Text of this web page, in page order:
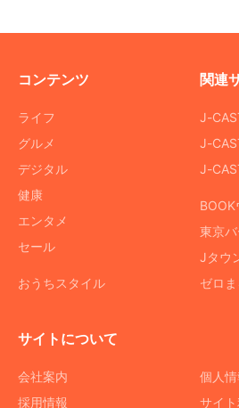
コンテンツ
ライフ
グルメ
デジタル
健康
エンタメ
セール
おうちスタイル
関連
J-
J-
J-
BOOK
東京
Jタウ
ゼロま
サイトについて
会社案内
採用情報
個人
サイ